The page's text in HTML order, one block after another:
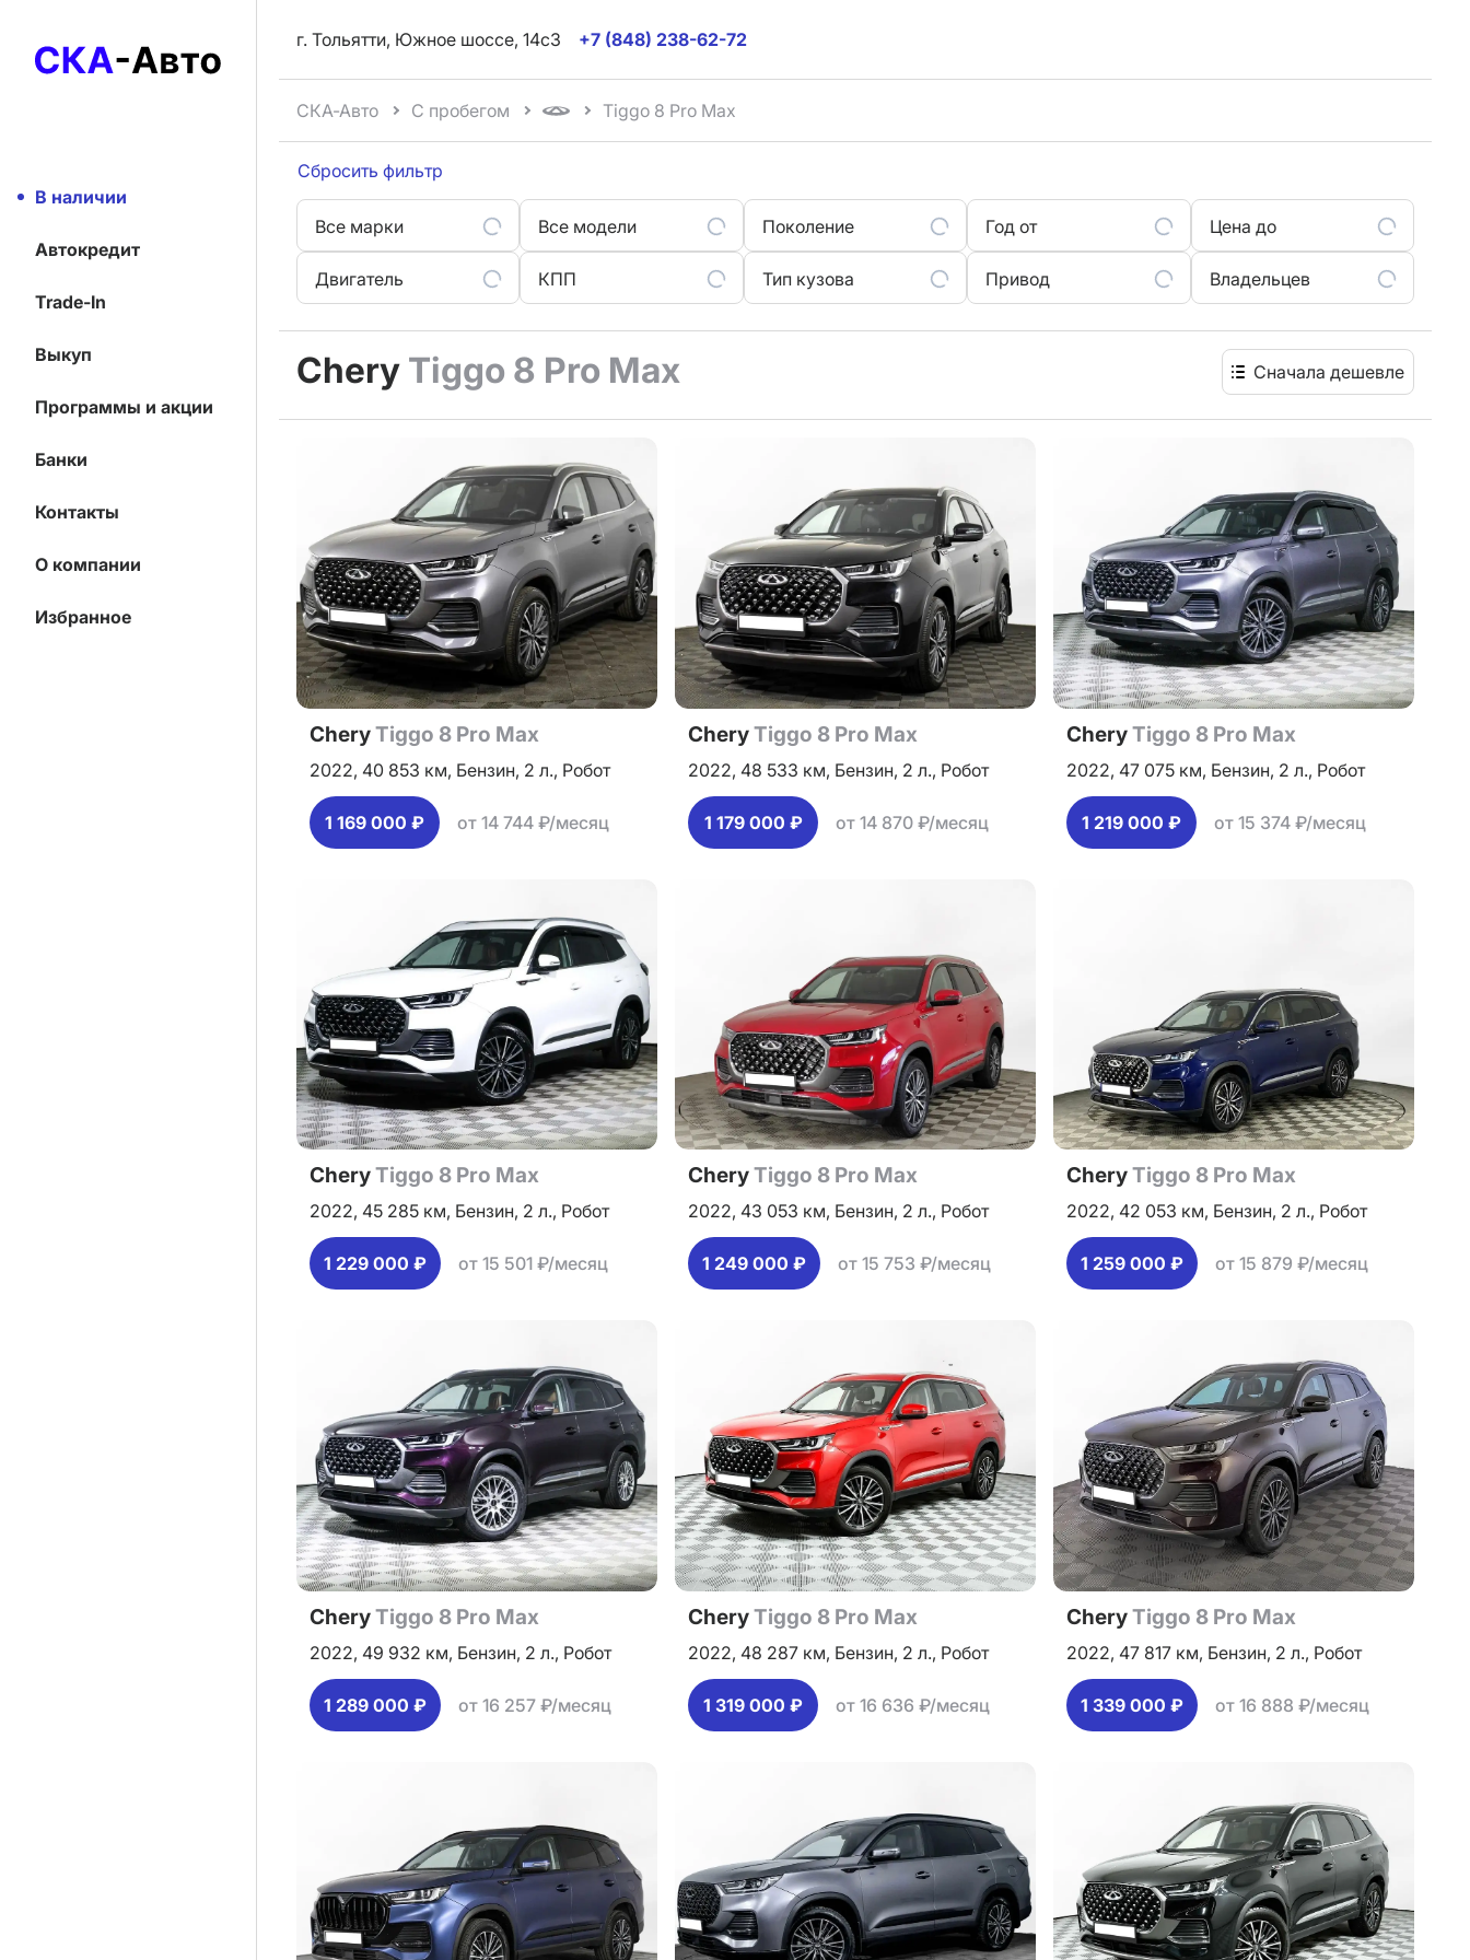
В наличии
Автокредит
Trade-In
Выкуп
Программы и акции
Банки
Контакты
О компании
Избранное
г. Тольятти, Южное шоссе, 14с3 +7 (848) 238-62-72
СКА-Авто С пробегом Tiggo 8 Pro Max
Сбросить фильтр
Все марки Все модели Поколение Год от Цена до
Двигатель КПП Тип кузова Привод Владельцев
Chery Tiggo 8 Pro Max Сначала дешевле
CheryTiggo 8 Pro Max
2022, 40 853 км, Бензин, 2 л., Робот
1 169 000 ₽ от 14 744 ₽/месяц
CheryTiggo 8 Pro Max
2022, 48 533 км, Бензин, 2 л., Робот
1 179 000 ₽ от 14 870 ₽/месяц
CheryTiggo 8 Pro Max
2022, 47 075 км, Бензин, 2 л., Робот
1 219 000 ₽ от 15 374 ₽/месяц
CheryTiggo 8 Pro Max
2022, 45 285 км, Бензин, 2 л., Робот
1 229 000 ₽ от 15 501 ₽/месяц
CheryTiggo 8 Pro Max
2022, 43 053 км, Бензин, 2 л., Робот
1 249 000 ₽ от 15 753 ₽/месяц
CheryTiggo 8 Pro Max
2022, 42 053 км, Бензин, 2 л., Робот
1 259 000 ₽ от 15 879 ₽/месяц
CheryTiggo 8 Pro Max
2022, 49 932 км, Бензин, 2 л., Робот
1 289 000 ₽ от 16 257 ₽/месяц
CheryTiggo 8 Pro Max
2022, 48 287 км, Бензин, 2 л., Робот
1 319 000 ₽ от 16 636 ₽/месяц
CheryTiggo 8 Pro Max
2022, 47 817 км, Бензин, 2 л., Робот
1 339 000 ₽ от 16 888 ₽/месяц